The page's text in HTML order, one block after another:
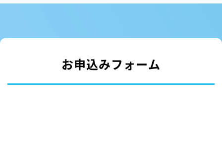
お申込みフォーム